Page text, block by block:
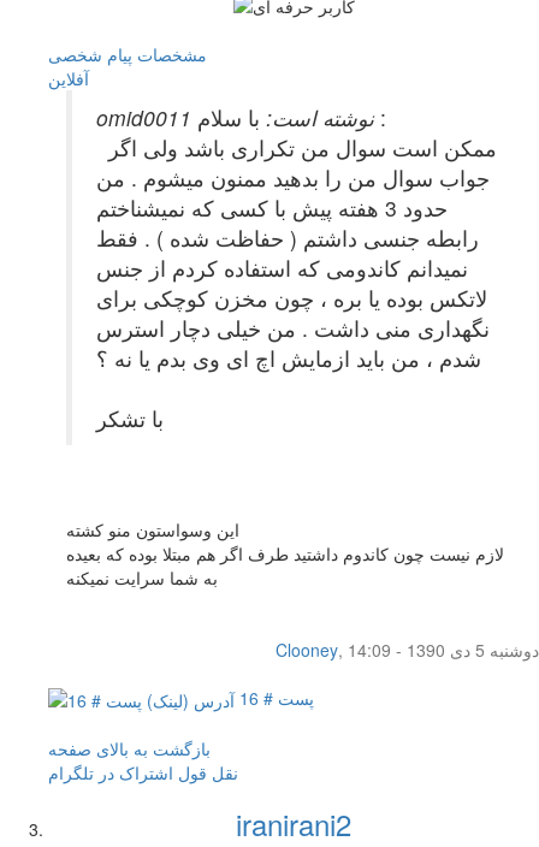
مشخصات پیام شخصی
آفلاين
omid0011 نوشته است:با سلام :
جواب سوال من را بدهید ممنون میشوم . من
حدود 3 هفته پیش با کسی که نمیشناختم
رابطه جنسی داشتم ( حفاظت شده ) . فقط
نمیدانم کاندومی که استفاده کردم از جنس
لاتکس بوده یا بره ، چون مخزن کوچکی برای
نگهداری منی داشت . من خیلی دچار استرس
شدم ، من باید ازمایش اچ ای وی بدم یا نه ؟
با تشکر
این وسواستون منو کشته
لازم نیست چون کاندوم داشتید طرف اگر هم مبتلا بوده که بعیده
به شما سرایت نمیکنه
Clooney,
دوشنبه 5 دی 1390 - 14:09
پست # 16
بازگشت به بالای صفحه
نقل قول اشتراک در تلگرام
iranirani2